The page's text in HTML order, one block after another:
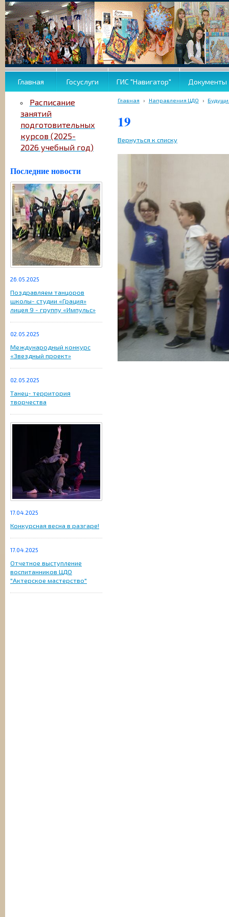
Главная Госуслуги ГИС "Навигатор" Документы
Расписание
занятий
подготовительных
курсов (2025-
2026 учебный год)
Последние новости
26.05.2025
Поздравляем танцоров
школы- студии «Грация»
лицея 9 - группу «Импульс»
02.05.2025
Международный конкурс
«Звездный проект»
02.05.2025
Танец- территория
творчества
17.04.2025
Конкурсная весна в разгаре!
17.04.2025
Отчетное выступление
воспитанников ЦДО
"Актерское мастерство"
Главная › Направления ЦДО ›
19
Вернуться к списку